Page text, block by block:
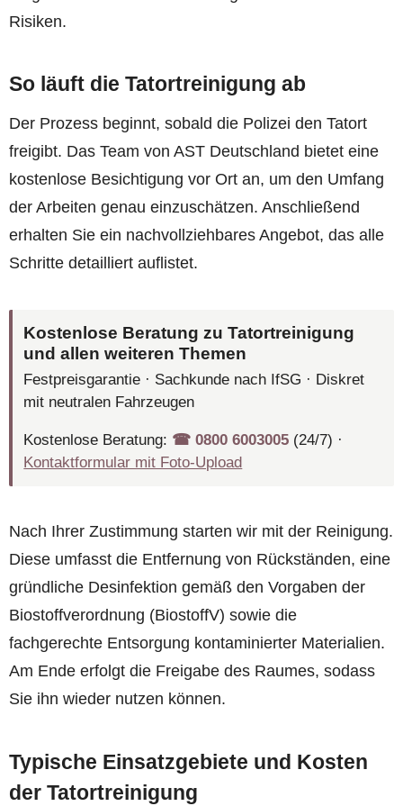
Risiken.
So läuft die Tatortreinigung ab
Der Prozess beginnt, sobald die Polizei den Tatort
freigibt. Das Team von AST Deutschland bietet eine
kostenlose Besichtigung vor Ort an, um den Umfang
der Arbeiten genau einzuschätzen. Anschließend
erhalten Sie ein nachvollziehbares Angebot, das alle
Schritte detailliert auflistet.
Kostenlose Beratung zu Tatortreinigung
und allen weiteren Themen
Festpreisgarantie · Sachkunde nach IfSG · Diskret
mit neutralen Fahrzeugen
Kostenlose Beratung: ☎︎ 0800 6003005 (24/7) ·
Kontaktformular mit Foto-Upload
Nach Ihrer Zustimmung starten wir mit der Reinigung.
Diese umfasst die Entfernung von Rückständen, eine
gründliche Desinfektion gemäß den Vorgaben der
Biostoffverordnung (BiostoffV) sowie die
fachgerechte Entsorgung kontaminierter Materialien.
Am Ende erfolgt die Freigabe des Raumes, sodass
Sie ihn wieder nutzen können.
Typische Einsatzgebiete und Kosten
der Tatortreinigung